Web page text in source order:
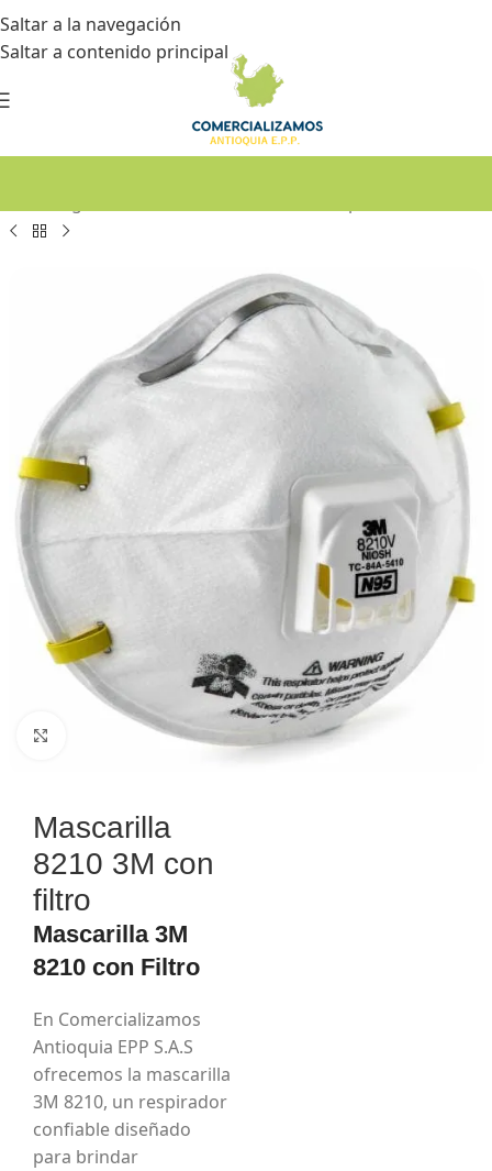
Saltar a la navegación
Saltar a contenido principal
Haga Click para agrandar
Mascarilla
8210 3M con
filtro
Mascarilla 3M
8210 con Filtro
En Comercializamos
Antioquia EPP S.A.S
ofrecemos la mascarilla
3M 8210, un respirador
confiable diseñado
para brindar